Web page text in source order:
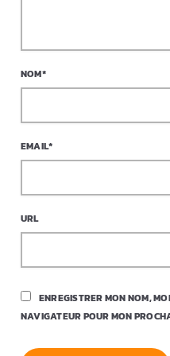
NOM*
EMAIL*
URL
ENREGISTRER MON NOM,
NAVIGATEUR POUR MON